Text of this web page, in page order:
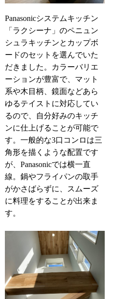
Panasonicシステムキッチン
「ラクシーナ」のペニュン
シュラキッチンとカップボ
ードのセットを選んでいた
だきました。カラーバリエ
ーションが豊富で、マット
系や木目柄、鏡面などあら
ゆるテイストに対応してい
るので、自分好みのキッチ
ンに仕上げることが可能で
す。一般的な3口コンロは三
角形を描くような配置です
が、Panasonicでは横一直
線。鍋やフライパンの取手
がかさばらずに、スムーズ
に料理をすることが出来ま
す。